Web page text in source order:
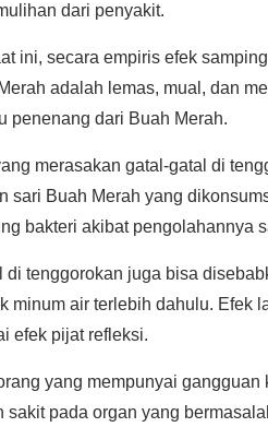
dari penyakit.
ini, secara empiris efek
adalah lemas, mual, dan
penenang dari Buah Merah.
merasakan gatal-gatal di
sari Buah Merah yang
bakteri akibat pengolahannya
di tenggorokan juga bisa
minum air terlebih dahulu. Efek
efek pijat refleksi.
yang mempunyai
sakit pada organ yang